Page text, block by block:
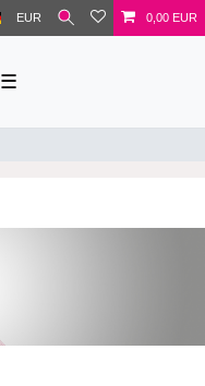
EUR 0,00 EUR
☰